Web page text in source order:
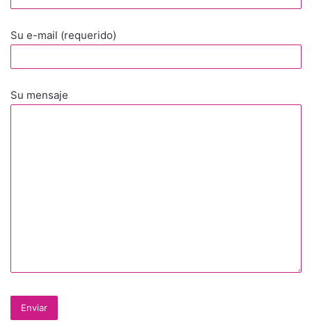
Su e-mail (requerido)
Su mensaje